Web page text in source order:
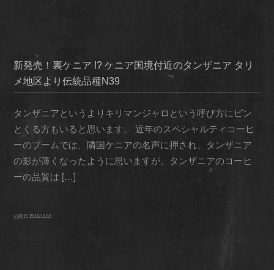
新発売！裏ケニア !? ケニア国境付近のタンザニア タリ
メ地区より伝統品種N39
タンザニアというよりキリマンジャロという呼び方にピン
とくる方もいると思います。 近年のスペシャルティコーヒ
ーのブームでは、隣国ケニアの名声に押され、タンザニア
の影が薄くなったように思いますが、タンザニアのコーヒ
ーの品質は […]
公開日2016/10/16